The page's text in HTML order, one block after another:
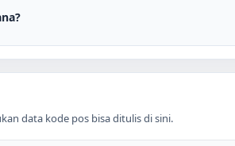
data kode pos bisa ditulis di sini.